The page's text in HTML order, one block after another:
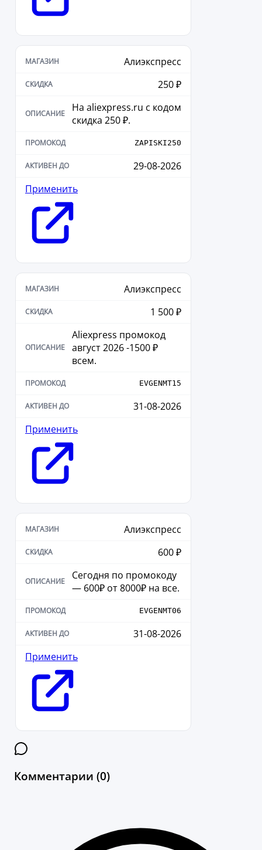
Алиэкспресс
250 ₽
На aliexpress.ru с кодом
скидка 250 ₽.
ZAPISKI250
29-08-2026
Применить
Алиэкспресс
1 500 ₽
Aliexpress промокод
август 2026 -1500 ₽
всем.
EVGENMT15
31-08-2026
Применить
Алиэкспресс
600 ₽
Сегодня по промокоду
— 600₽ от 8000₽ на все.
EVGENMT06
31-08-2026
Применить
Комментарии (0)